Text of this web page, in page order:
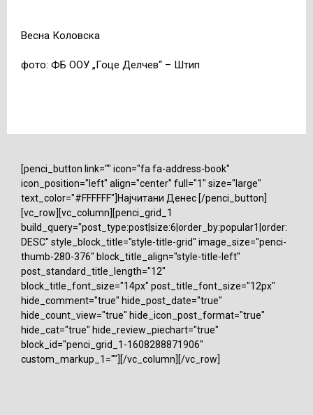
Весна Коловска
фото: ФБ ООУ „Гоце Делчев“ – Штип
[penci_button link="" icon="fa fa-address-book"
icon_position="left" align="center" full="1" size="large"
text_color="#FFFFFF"]Најчитани Денес [/penci_button]
[vc_row][vc_column][penci_grid_1
build_query="post_type:post|size:6|order_by:popular1|order:
DESC" style_block_title="style-title-grid" image_size="penci-
thumb-280-376" block_title_align="style-title-left"
post_standard_title_length="12"
block_title_font_size="14px" post_title_font_size="12px"
hide_comment="true" hide_post_date="true"
hide_count_view="true" hide_icon_post_format="true"
hide_cat="true" hide_review_piechart="true"
block_id="penci_grid_1-1608288871906"
custom_markup_1=""][/vc_column][/vc_row]